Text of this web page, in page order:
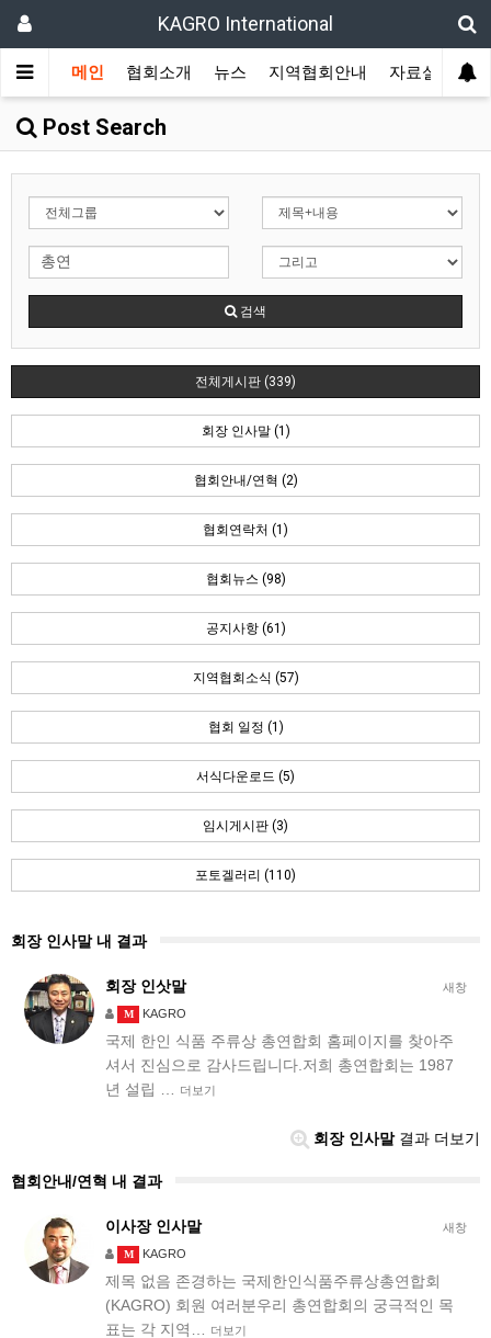
KAGRO International
메인 협회소개 뉴스 지역협회안내 자료실 겔
Post Search
검색
전체게시판 (339)
회장 인사말 (1)
협회안내/연혁 (2)
협회연락처 (1)
협회뉴스 (98)
공지사항 (61)
지역협회소식 (57)
협회 일정 (1)
서식다운로드 (5)
임시게시판 (3)
포토겔러리 (110)
회장 인사말 내 결과
새창
회장 인삿말
M KAGRO
국제 한인 식품 주류상 총연합회 홈페이지를 찾아주
셔서 진심으로 감사드립니다.저희 총연합회는 1987
년 설립 …
더보기
회장 인사말결과 더보기
협회안내/연혁 내 결과
새창
이사장 인사말
M KAGRO
제목 없음 존경하는 국제한인식품주류상총연합회
(KAGRO) 회원 여러분우리 총연합회의 궁극적인 목
표는 각 지역…
더보기